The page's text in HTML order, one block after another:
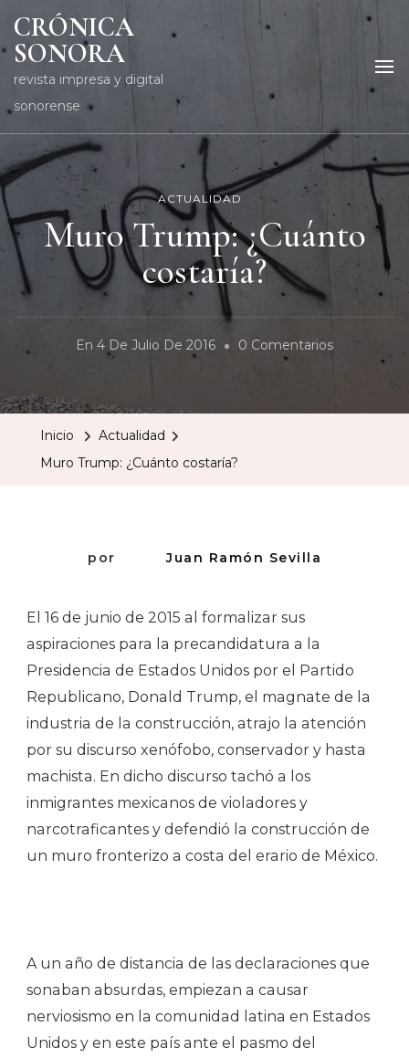
CRÓNICA
SONORA
revista impresa y digital
sonorense
ACTUALIDAD
Muro Trump: ¿Cuánto
costaría?
En 4 De Julio De 2016 0 ComentariosEn
Inicio
Actualidad
Muro Trump: ¿Cuánto costaría?
por Juan Ramón Sevilla
El 16 de junio de 2015 al formalizar sus
aspiraciones para la precandidatura a la
Presidencia de Estados Unidos por el Partido
Republicano, Donald Trump, el magnate de la
industria de la construcción, atrajo la atención
por su discurso xenófobo, conservador y hasta
machista. En dicho discurso tachó a los
inmigrantes mexicanos de violadores y
narcotraficantes y defendió la construcción de
un muro fronterizo a costa del erario de México.
A un año de distancia de las declaraciones que
sonaban absurdas, empiezan a causar
nerviosismo en la comunidad latina en Estados
Unidos y en este país ante el pasmo del